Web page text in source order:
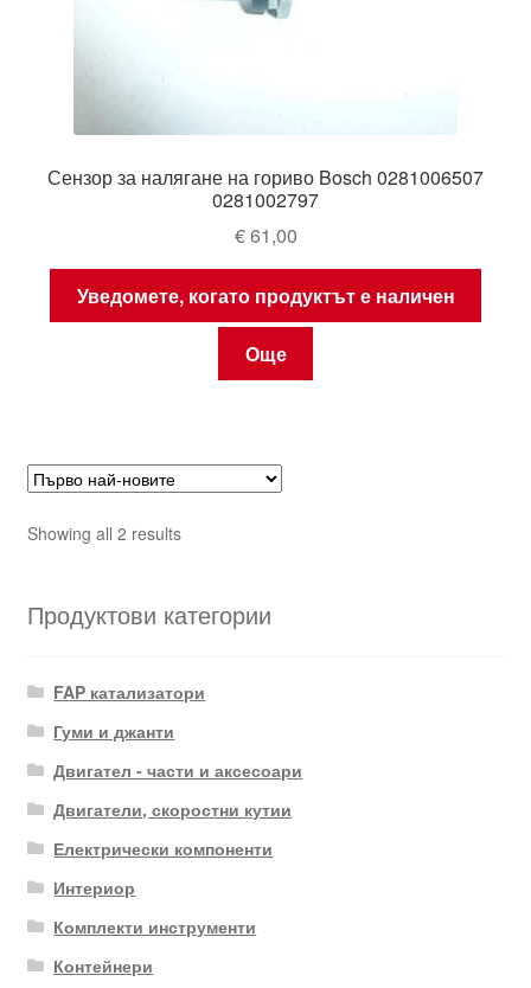
Сензор за налягане на гориво Bosch 0281006507
0281002797
€61,00
Уведомете, когато продуктът е наличен
Още
Showing all 2 resultsSorted
Продуктови категории
FAP катализатори
Гуми и джанти
Двигател - части и аксесоари
Двигатели, скоростни кутии
Електрически компоненти
Интериор
Комплекти инструменти
Контейнери